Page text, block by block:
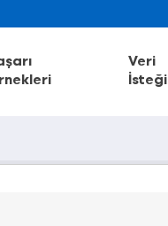
Veri
İsteği